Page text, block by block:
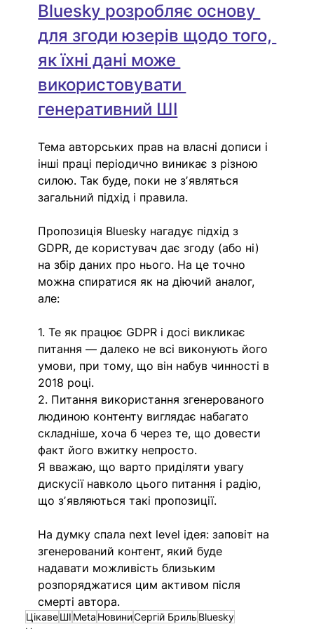
Bluesky розробляє основу
для згоди юзерів щодо того,
як їхні дані може
використовувати
генеративний ШІ
Тема авторських прав на власні дописи і
інші праці періодично виникає з різною
силою. Так буде, поки не зʼявляться
загальний підхід і правила.
Пропозиція Bluesky нагадує підхід з
GDPR, де користувач дає згоду (або ні)
на збір даних про нього. На це точно
можна спиратися як на діючий аналог,
але:
1. Те як працює GDPR і досі викликає
питання — далеко не всі виконують його
умови, при тому, що він набув чинності в
2018 році.
2. Питання використання згенерованого
людиною контенту виглядає набагато
складніше, хоча б через те, що довести
факт його вжитку непросто.
Я вважаю, що варто приділяти увагу
дискусії навколо цього питання і радію,
що зʼявляються такі пропозиції.
На думку спала next level ідея: заповіт на
згенерований контент, який буде
надавати можливість близьким
розпоряджатися цим активом після
смерті автора.
ЦікавеШІ Meta НовиниСергій Бриль Bluesky